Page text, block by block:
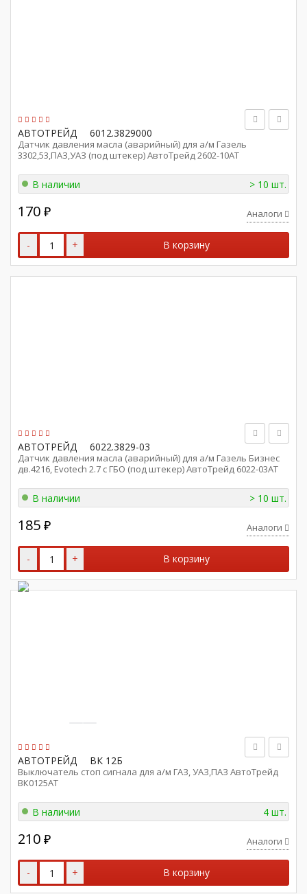
АВТОТРЕЙД 6012.3829000
Датчик давления масла (аварийный) для а/м Газель
3302,53,ПАЗ,УАЗ (под штекер) АвтоТрейд 2602-10AT
В наличии > 10 шт.
170 ₽ Аналоги
- + В корзину
АВТОТРЕЙД 6022.3829-03
Датчик давления масла (аварийный) для а/м Газель Бизнес
дв.4216, Evotech 2.7 с ГБО (под штекер) АвтоТрейд 6022-03AT
В наличии > 10 шт.
185 ₽ Аналоги
- + В корзину
АВТОТРЕЙД ВК 12Б
Выключатель стоп сигнала для а/м ГАЗ, УАЗ,ПАЗ АвтоТрейд
ВК0125AТ
В наличии 4 шт.
210 ₽ Аналоги
- + В корзину